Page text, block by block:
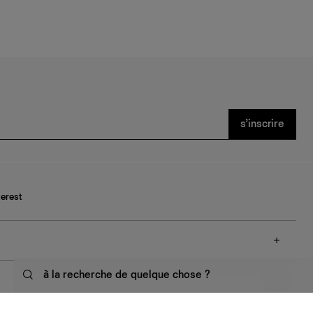
à la recherche de quelque chose ?
s’inscrire